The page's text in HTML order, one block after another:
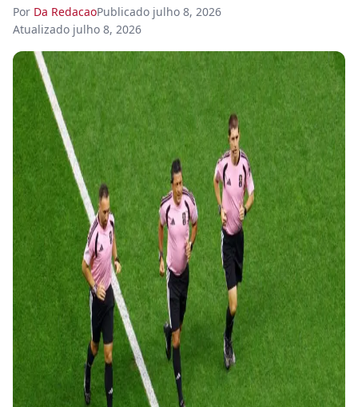
Por Da RedacaoPublicado julho 8, 2026
Atualizado julho 8, 2026